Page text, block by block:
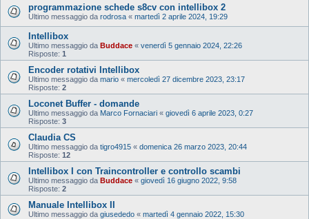
programmazione schede s8cv con intellibox 2
Ultimo messaggio da rodrosa « martedì 2 aprile 2024, 19:29
Intellibox
Ultimo messaggio da Buddace « venerdì 5 gennaio 2024, 22:26
Risposte: 1
Encoder rotativi Intellibox
Ultimo messaggio da mario « mercoledì 27 dicembre 2023, 23:17
Risposte: 2
Loconet Buffer - domande
Ultimo messaggio da Marco Fornaciari « giovedì 6 aprile 2023, 0:27
Risposte: 3
Claudia CS
Ultimo messaggio da tigro4915 « domenica 26 marzo 2023, 20:44
Risposte: 12
Intellibox I con Traincontroller e controllo scambi
Ultimo messaggio da Buddace « giovedì 16 giugno 2022, 9:58
Risposte: 2
Manuale Intellibox II
Ultimo messaggio da giusededo « martedì 4 gennaio 2022, 15:30